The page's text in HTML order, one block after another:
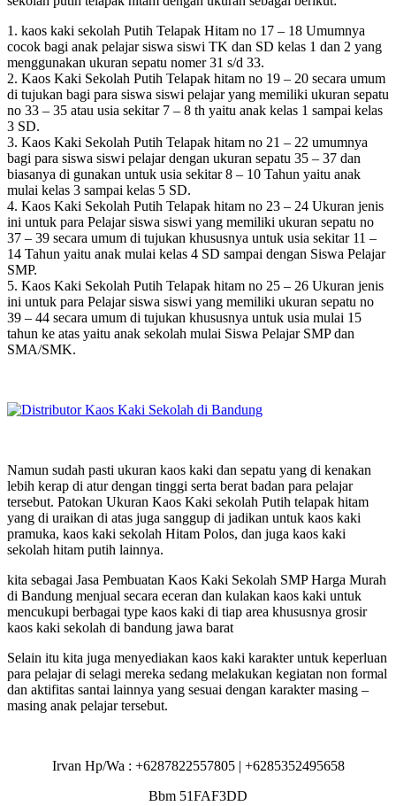
1. kaos kaki sekolah Putih Telapak Hitam no 17 – 18 Umumnya
cocok bagi anak pelajar siswa siswi TK dan SD kelas 1 dan 2 yang
menggunakan ukuran sepatu nomer 31 s/d 33.
2. Kaos Kaki Sekolah Putih Telapak hitam no 19 – 20 secara umum
di tujukan bagi para siswa siswi pelajar yang memiliki ukuran sepatu
no 33 – 35 atau usia sekitar 7 – 8 th yaitu anak kelas 1 sampai kelas
3 SD.
3. Kaos Kaki Sekolah Putih Telapak hitam no 21 – 22 umumnya
bagi para siswa siswi pelajar dengan ukuran sepatu 35 – 37 dan
biasanya di gunakan untuk usia sekitar 8 – 10 Tahun yaitu anak
mulai kelas 3 sampai kelas 5 SD.
4. Kaos Kaki Sekolah Putih Telapak hitam no 23 – 24 Ukuran jenis
ini untuk para Pelajar siswa siswi yang memiliki ukuran sepatu no
37 – 39 secara umum di tujukan khususnya untuk usia sekitar 11 –
14 Tahun yaitu anak mulai kelas 4 SD sampai dengan Siswa Pelajar
SMP.
5. Kaos Kaki Sekolah Putih Telapak hitam no 25 – 26 Ukuran jenis
ini untuk para Pelajar siswa siswi yang memiliki ukuran sepatu no
39 – 44 secara umum di tujukan khususnya untuk usia mulai 15
tahun ke atas yaitu anak sekolah mulai Siswa Pelajar SMP dan
SMA/SMK.
Namun sudah pasti ukuran kaos kaki dan sepatu yang di kenakan
lebih kerap di atur dengan tinggi serta berat badan para pelajar
tersebut. Patokan Ukuran Kaos Kaki sekolah Putih telapak hitam
yang di uraikan di atas juga sanggup di jadikan untuk kaos kaki
pramuka, kaos kaki sekolah Hitam Polos, dan juga kaos kaki
sekolah hitam putih lainnya.
kita sebagai Jasa Pembuatan Kaos Kaki Sekolah SMP Harga Murah
di Bandung menjual secara eceran dan kulakan kaos kaki untuk
mencukupi berbagai type kaos kaki di tiap area khususnya grosir
kaos kaki sekolah di bandung jawa barat
Selain itu kita juga menyediakan kaos kaki karakter untuk keperluan
para pelajar di selagi mereka sedang melakukan kegiatan non formal
dan aktifitas santai lainnya yang sesuai dengan karakter masing –
masing anak pelajar tersebut.
Irvan Hp/Wa : +6287822557805 | +6285352495658
Bbm 51FAF3DD